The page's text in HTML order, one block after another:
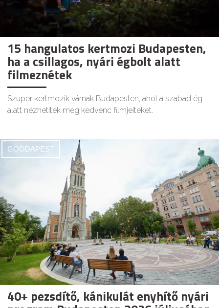
15 hangulatos kertmozi Budapesten,
ha a csillagos, nyári égbolt alatt
filmeznétek
Szuper kertmozik várnak Budapesten, ahol a szabad ég
alatt nézhetitek meg kedvenc filmjeiteket.
GOODAPEST
40+ pezsdítő, kánikulát enyhítő nyári